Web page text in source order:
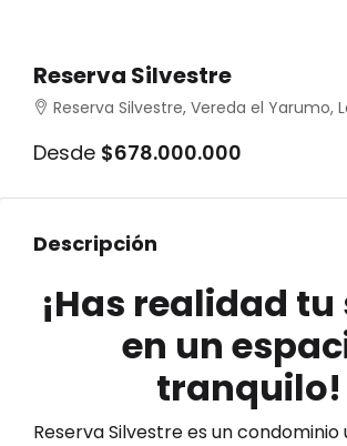
Reserva Silvestre
Reserva Silvestre, Vereda el Yarumo, La Ceja,
Desde $678.000.000
Descripción
¡Has realidad tu
en un
tranquilo!
Reserva Silvestre es un